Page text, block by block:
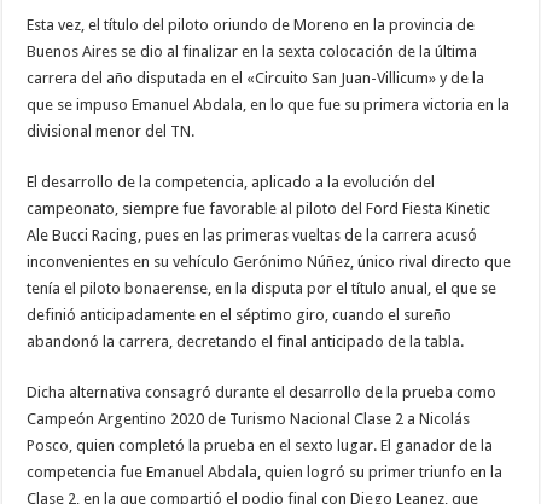
Esta vez, el título del piloto oriundo de Moreno en la provincia de
Buenos Aires se dio al finalizar en la sexta colocación de la última
carrera del año disputada en el «Circuito San Juan-Villicum» y de la
que se impuso Emanuel Abdala, en lo que fue su primera victoria en la
divisional menor del TN.
El desarrollo de la competencia, aplicado a la evolución del
campeonato, siempre fue favorable al piloto del Ford Fiesta Kinetic
Ale Bucci Racing, pues en las primeras vueltas de la carrera acusó
inconvenientes en su vehículo Gerónimo Núñez, único rival directo que
tenía el piloto bonaerense, en la disputa por el título anual, el que se
definió anticipadamente en el séptimo giro, cuando el sureño
abandonó la carrera, decretando el final anticipado de la tabla.
Dicha alternativa consagró durante el desarrollo de la prueba como
Campeón Argentino 2020 de Turismo Nacional Clase 2 a Nicolás
Posco, quien completó la prueba en el sexto lugar. El ganador de la
competencia fue Emanuel Abdala, quien logró su primer triunfo en la
Clase 2, en la que compartió el podio final con Diego Leanez, que